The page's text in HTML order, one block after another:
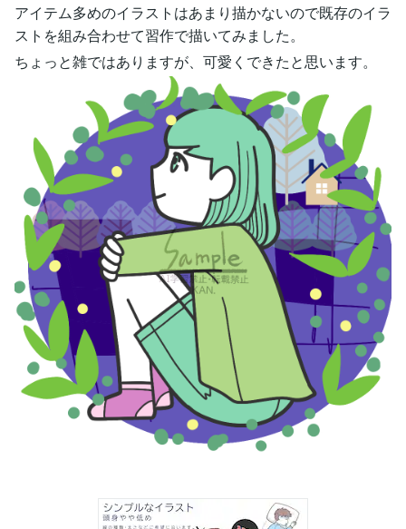
アイテム多めのイラストはあまり描かないので既存のイラ
ストを組み合わせて習作で描いてみました。
ちょっと雑ではありますが、可愛くできたと思います。